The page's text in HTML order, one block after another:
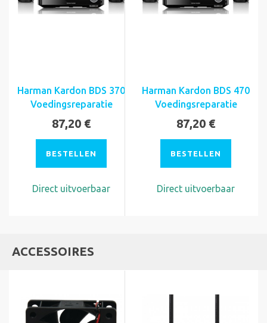
Harman Kardon BDS 370
Voedingsreparatie
87,20 €
BESTELLEN
Direct uitvoerbaar
Harman Kardon BDS 470
Voedingsreparatie
87,20 €
BESTELLEN
Direct uitvoerbaar
ACCESSOIRES